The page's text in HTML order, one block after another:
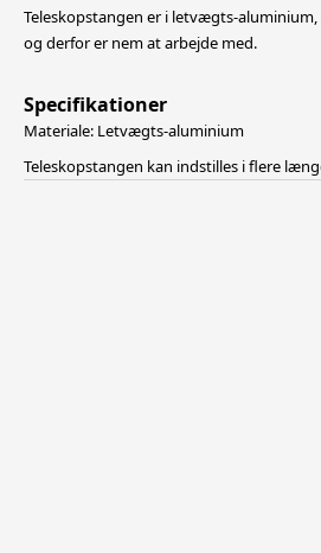
Teleskopstangen er i letvægts-
og derfor er nem at arbejde med.
Specifikationer
Materiale: Letvægts-aluminium
Teleskopstangen kan indstilles i flere